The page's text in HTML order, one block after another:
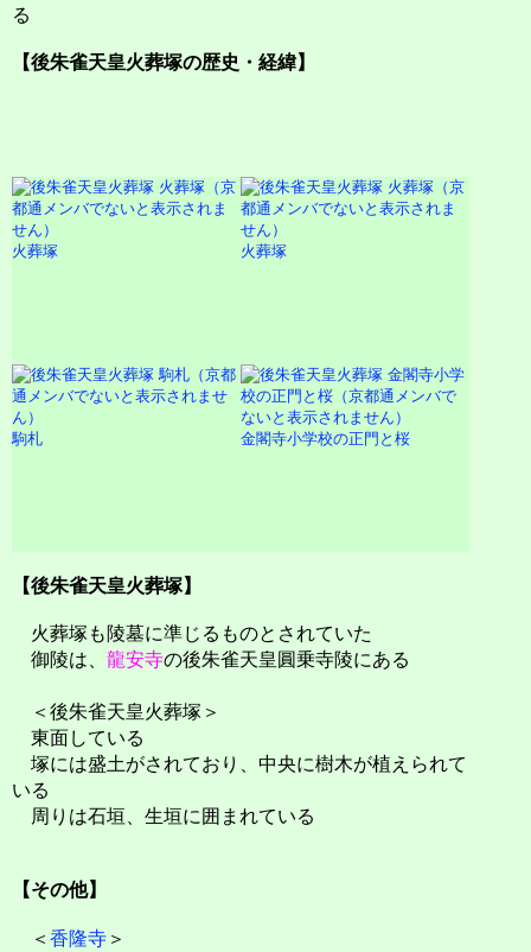
る
【後朱雀天皇火葬塚の歴史・経緯】
火葬塚 火葬塚
駒札 金閣寺小学校の正門と桜
【後朱雀天皇火葬塚】
火葬塚も陵墓に準じるものとされていた
御陵は、 龍安寺の後朱雀天皇圓乗寺陵にある
＜後朱雀天皇火葬塚＞
東面している
塚には盛土がされており、中央に樹木が植えられて
いる
周りは石垣、生垣に囲まれている
【その他】
＜ 香隆寺 ＞